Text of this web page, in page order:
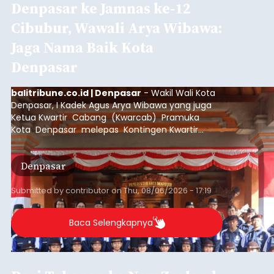
Denpasar ke Jamnas ke-12
Cibubur, Wawali Arya Wibawa:
Jaga Nama Baik Kota
Denpasar
balitribune.co.id | Denpasar- Wakil Wali Kota
Denpasar, I Kadek Agus Arya Wibawa yang juga
Ketua Kwartir Cabang (Kwarcab) Pramuka
Kota Denpasar melepas Kontingen Kwartir
Cabang Gerakan Pramuka Denpasar yang akan
mengikuti Jambore Nasional Pramuka ke-12
Tahun 2026 di Bumi Perkemahan Cibubur,
Jakarta Timur.
Denpasar
Submitted bycontributoronThu, 08/06/2026 - 17:19
Baca Selengkapnya